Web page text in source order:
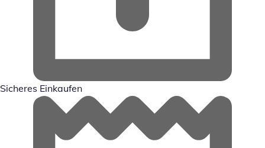
Sicheres Einkaufen